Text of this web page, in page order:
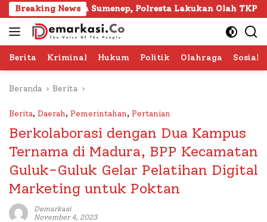
Langsung
ke
konten
Breaking News
Sumenep, Polresta Lakukan Olah TKP 103
Berita Kriminal Hukum Politik Olahraga Sosial
Beranda Berita
Berita, Daerah, Pemerintahan, Pertanian
Berkolaborasi dengan Dua Kampus
Ternama di Madura, BPP Kecamatan
Guluk-Guluk Gelar Pelatihan Digital
Marketing untuk Poktan
Demarkasi
November 4, 2023